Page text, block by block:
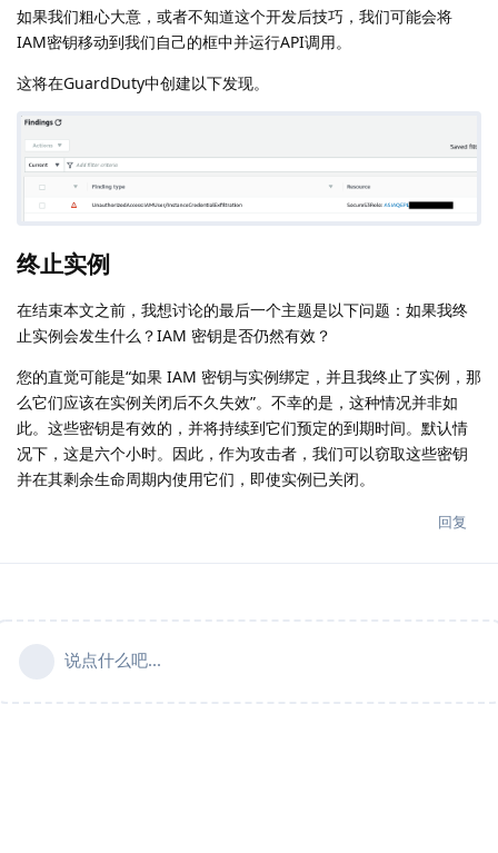
如果我们粗心大意，或者不知道这个开发后技巧，我们可能会将
IAM密钥移动到我们自己的框中并运行API调用。
这将在GuardDuty中创建以下发现。
终止实例
在结束本文之前，我想讨论的最后一个主题是以下问题：如果我终
止实例会发生什么？IAM 密钥是否仍然有效？
您的直觉可能是“如果 IAM 密钥与实例绑定，并且我终止了实例，那
么它们应该在实例关闭后不久失效”。不幸的是，这种情况并非如
此。这些密钥是有效的，并将持续到它们预定的到期时间。默认情
况下，这是六个小时。因此，作为攻击者，我们可以窃取这些密钥
并在其剩余生命周期内使用它们，即使实例已关闭。
回复
说点什么吧...